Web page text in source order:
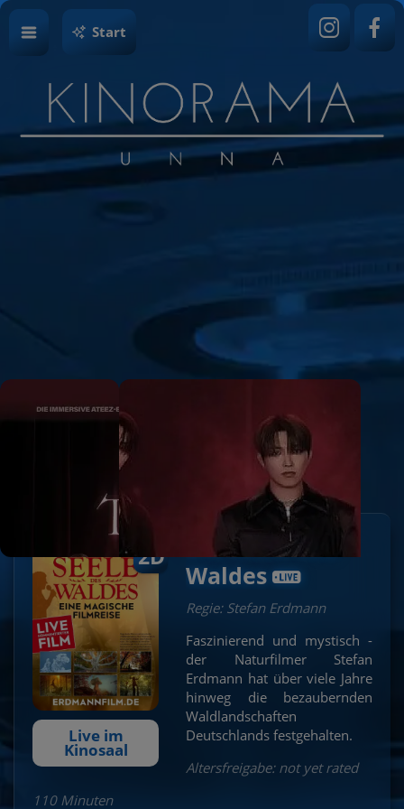
Start
Seniorenkino im August
Live im Kinosaal
2D
Live im
Kinosaal
Die Seele des
Waldes
Regie: Stefan Erdmann
Faszinierend und mystisch -
der Naturfilmer Stefan
Erdmann hat über viele Jahre
hinweg die bezaubernden
Waldlandschaften
Deutschlands festgehalten.
Altersfreigabe: not yet rated
110 Minuten